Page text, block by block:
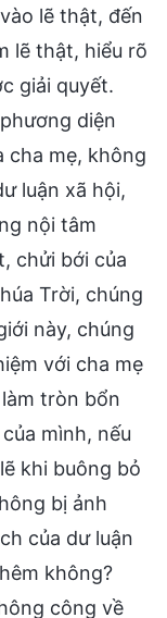
lẽ thật, đến
lẽ thật, hiểu rõ
giải quyết.
diện
cha mẹ, không
luận xã hội,
nội tâm
chửi bới của
Trời, chúng
này, chúng
với cha mẹ
tròn bổn
mình, nếu
khi buông bỏ
bị ảnh
của dư luận
không?
công về